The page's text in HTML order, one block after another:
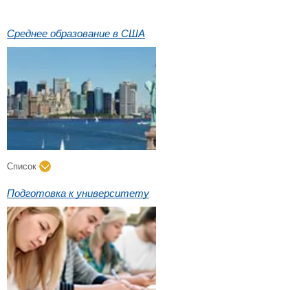
Среднее образование в США
Список
Подготовка к университету